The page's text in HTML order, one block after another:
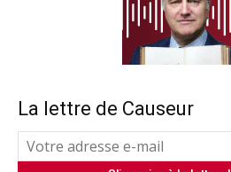
La lettre de Causeur